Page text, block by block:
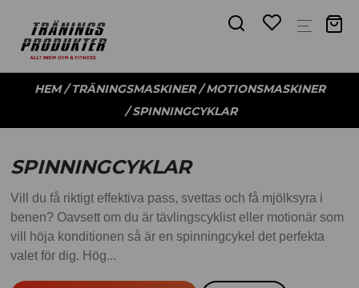
HEM/TRÄNINGSMASKINER/MOTIONSMASKINER
/ SPINNINGCYKLAR
SPINNINGCYKLAR
Vill du få riktigt effektiva pass, svettas och få mjölksyra i
benen? Oavsett om du är tävlingscyklist eller motionär som
vill höja konditionen så är en spinningcykel det perfekta
valet för dig. Hög...